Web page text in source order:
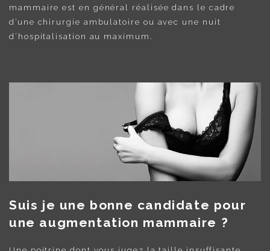
mammaire est en général réalisée dans le cadre
d’une chirurgie ambulatoire ou avec une nuit
d’hospitalisation au maximum.
Suis je une bonne candidate pour
une augmentation mammaire ?